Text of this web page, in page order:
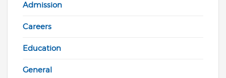
Admission
Careers
Education
General